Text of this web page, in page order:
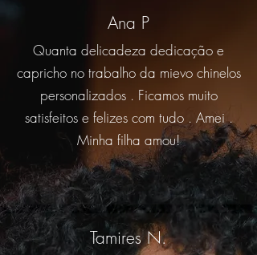
Ana P
Quanta delicadeza dedicação e
capricho no trabalho da mievo chinelos
personalizados . Ficamos muito
satisfeitos e felizes com tudo . Amei .
Minha filha amou!
Tamires N.